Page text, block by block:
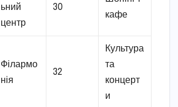
ьний
центр
30
кафе
Філармо
нія
32
Культура
та
концерт
и